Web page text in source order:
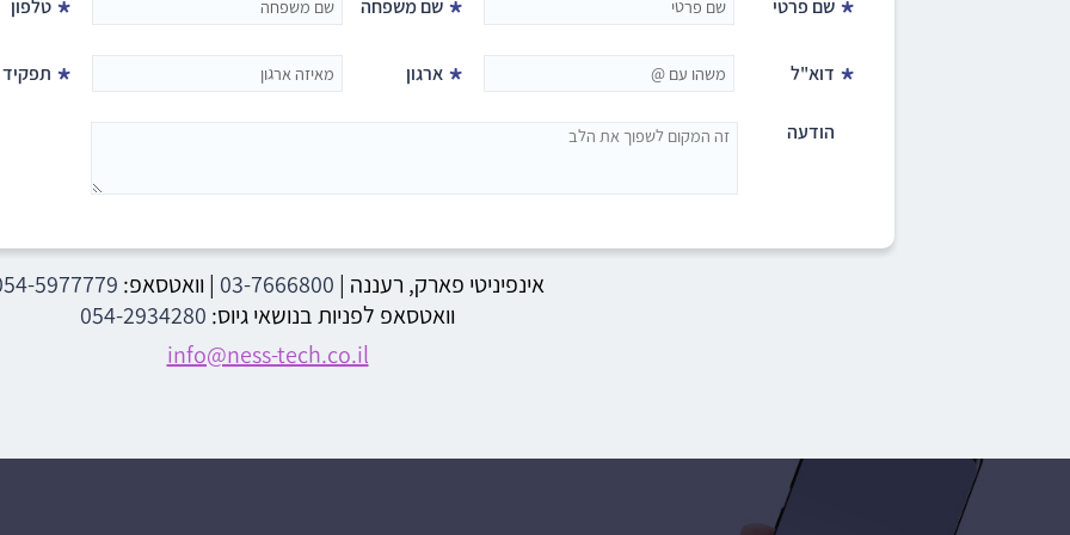
שם פרטי * שם משפחה * טלפון *
דוא"ל * ארגון * תפקיד *
הודעה
אינפיניטי פארק, רעננה |
03-7666800 | וואטסאפ: 5977779
וואטסאפ לפניות בנושאי גיוס: 054-2934280
info@ness-tech.co.il